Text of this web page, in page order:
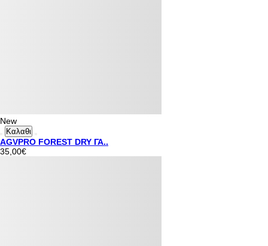
New
Καλαθι
AGVPRO FOREST DRY ΓΑ..
35,00€